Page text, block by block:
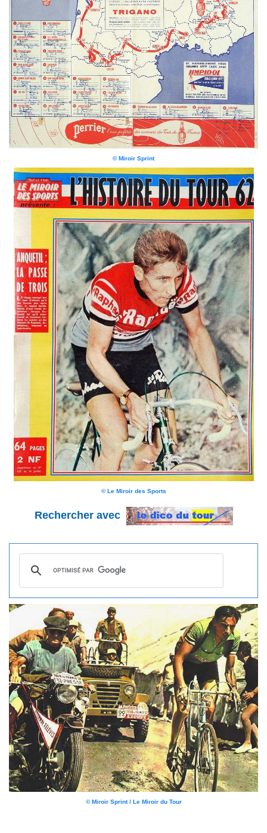
© Miroir Sprint
© Le Miroir des Sports
Rechercher avec
© Miroir Sprint / Le Miroir du Tour